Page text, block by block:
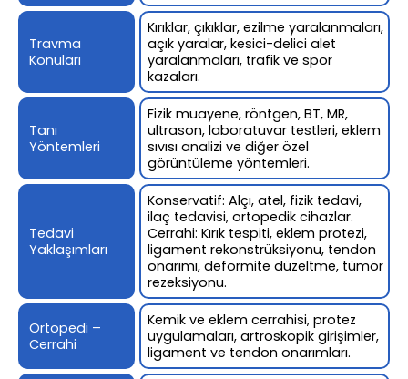
Travma
Konuları
Kırıklar, çıkıklar, ezilme yaralanmaları,
açık yaralar, kesici-delici alet
yaralanmaları, trafik ve spor
kazaları.
Tanı
Yöntemleri
Fizik muayene, röntgen, BT, MR,
ultrason, laboratuvar testleri, eklem
sıvısı analizi ve diğer özel
görüntüleme yöntemleri.
Tedavi
Yaklaşımları
Konservatif: Alçı, atel, fizik tedavi,
ilaç tedavisi, ortopedik cihazlar.
Cerrahi: Kırık tespiti, eklem protezi,
ligament rekonstrüksiyonu, tendon
onarımı, deformite düzeltme, tümör
rezeksiyonu.
Ortopedi –
Cerrahi
Kemik ve eklem cerrahisi, protez
uygulamaları, artroskopik girişimler,
ligament ve tendon onarımları.